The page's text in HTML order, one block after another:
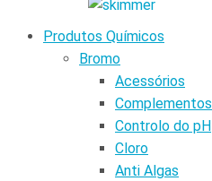
Produtos Químicos
Bromo
Acessórios
Complementos
Controlo do pH
Cloro
Anti Algas